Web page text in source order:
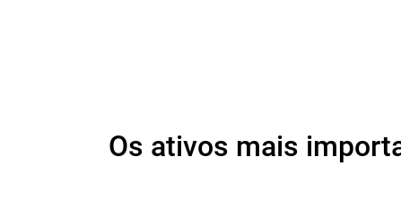
Os ativos mais